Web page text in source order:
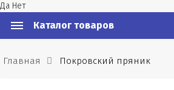
Да Нет
Каталог товаров
Главная Покровский пряник